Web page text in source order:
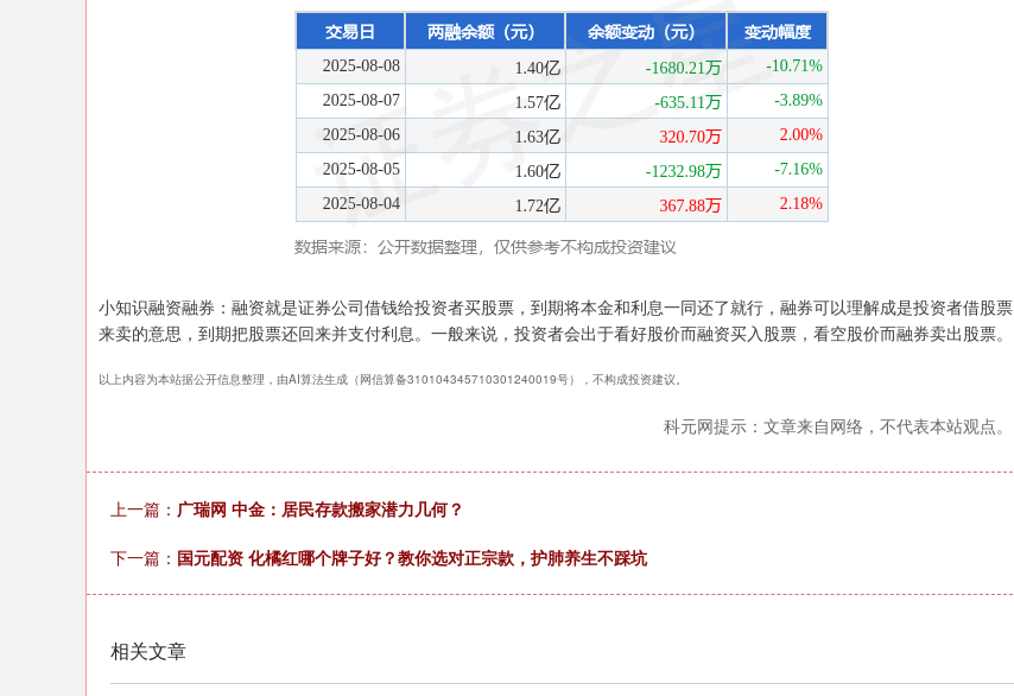
小知识融资融券：融资就是证券公司借钱给投资者买股票，到期将本金和利息一同还了就行，融券可以理解成是投资者借股票
来卖的意思，到期把股票还回来并支付利息。一般来说，投资者会出于看好股价而融资买入股票，看空股价而融券卖出股票。
以上内容为本站据公开信息整理，由AI算法生成（网信算备310104345710301240019号），不构成投资建议。
科元网提示：文章来自网络，不代表本站观点。
上一篇： 广瑞网 中金：居民存款搬家潜力几何？
下一篇： 国元配资 化橘红哪个牌子好？教你选对正宗款，护肺养生不踩坑
相关文章